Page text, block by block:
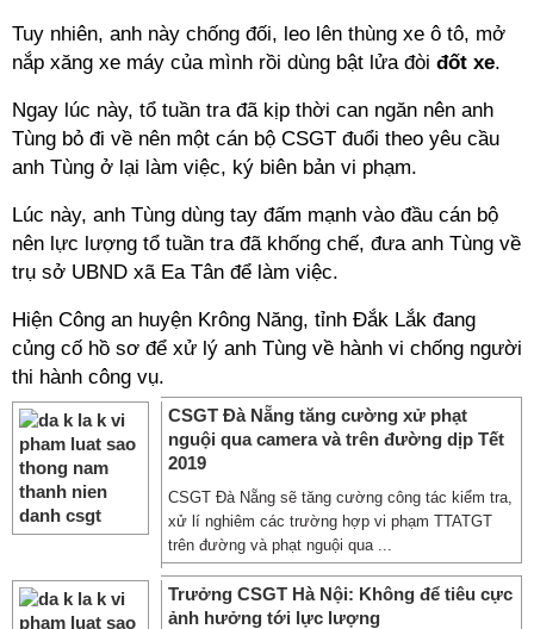
Tuy nhiên, anh này chống đối, leo lên thùng xe ô tô, mở
nắp xăng xe máy của mình rồi dùng bật lửa đòi đốt xe.
Ngay lúc này, tổ tuần tra đã kịp thời can ngăn nên anh
Tùng bỏ đi về nên một cán bộ CSGT đuổi theo yêu cầu
anh Tùng ở lại làm việc, ký biên bản vi phạm.
Lúc này, anh Tùng dùng tay đấm mạnh vào đầu cán bộ
nên lực lượng tổ tuần tra đã khống chế, đưa anh Tùng về
trụ sở UBND xã Ea Tân để làm việc.
Hiện Công an huyện Krông Năng, tỉnh Đắk Lắk đang
củng cố hồ sơ để xử lý anh Tùng về hành vi chống người
thi hành công vụ.
CSGT Đà Nẵng tăng cường xử phạt
nguội qua camera và trên đường dịp Tết
2019
CSGT Đà Nẵng sẽ tăng cường công tác kiểm tra,
xử lí nghiêm các trường hợp vi phạm TTATGT
trên đường và phạt nguội qua ...
Trưởng CSGT Hà Nội: Không để tiêu cực
ảnh hưởng tới lực lượng